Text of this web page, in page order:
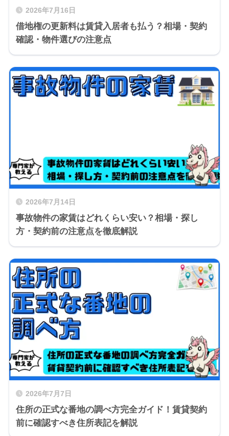
2026年7月16日
借地権の更新料は賃貸入居者も払う？相場・契約
確認・物件選びの注意点
2026年7月14日
事故物件の家賃はどれくらい安い？相場・探し
方・契約前の注意点を徹底解説
2026年7月7日
住所の正式な番地の調べ方完全ガイド！賃貸契約
前に確認すべき住所表記を解説